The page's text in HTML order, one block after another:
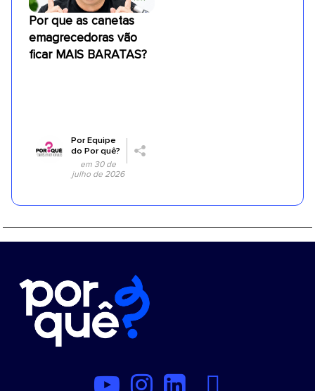
Por que as canetas
emagrecedoras vão
ficar MAIS BARATAS?
PorEquipe
do Por quê?
em 30 de
julho de 2026